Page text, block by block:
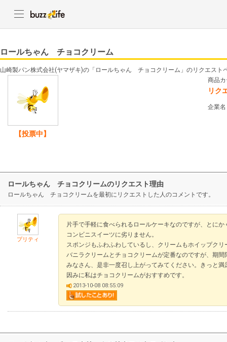
ロールちゃん チョコクリーム
山崎製パン株式会社(ヤマザキ)の「ロールちゃん チョコクリーム」のリクエスト
【投票中】
商品
リク
企業
ロールちゃん チョコクリームのリクエスト理由
ロールちゃん チョコクリームを最初にリクエストした人のコメントです。
プリティ
片手で手軽に食べられるロールケーキなのですが、とにか
コンビニスイーツに劣りません。
スポンジもふわふわしているし、クリームもホイップク
バニラクリームとチョコクリームが定番なのですが、期
みなさん、是非一度召し上がってみてください。きっと満
因みに私はチョコクリームがおすすめです。
2013-10-08 08:55:09